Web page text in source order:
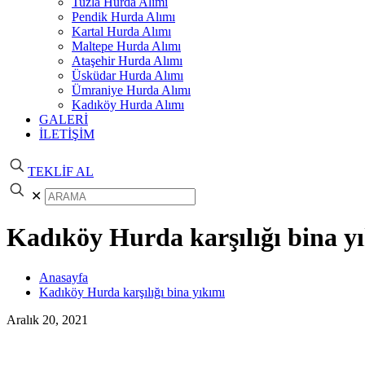
Pendik Hurda Alımı
Kartal Hurda Alımı
Maltepe Hurda Alımı
Ataşehir Hurda Alımı
Üsküdar Hurda Alımı
Ümraniye Hurda Alımı
Kadıköy Hurda Alımı
GALERİ
İLETİŞİM
TEKLİF AL
✕
Kadıköy Hurda karşılığı bina
Anasayfa
Kadıköy Hurda karşılığı bina yıkımı
Aralık 20, 2021